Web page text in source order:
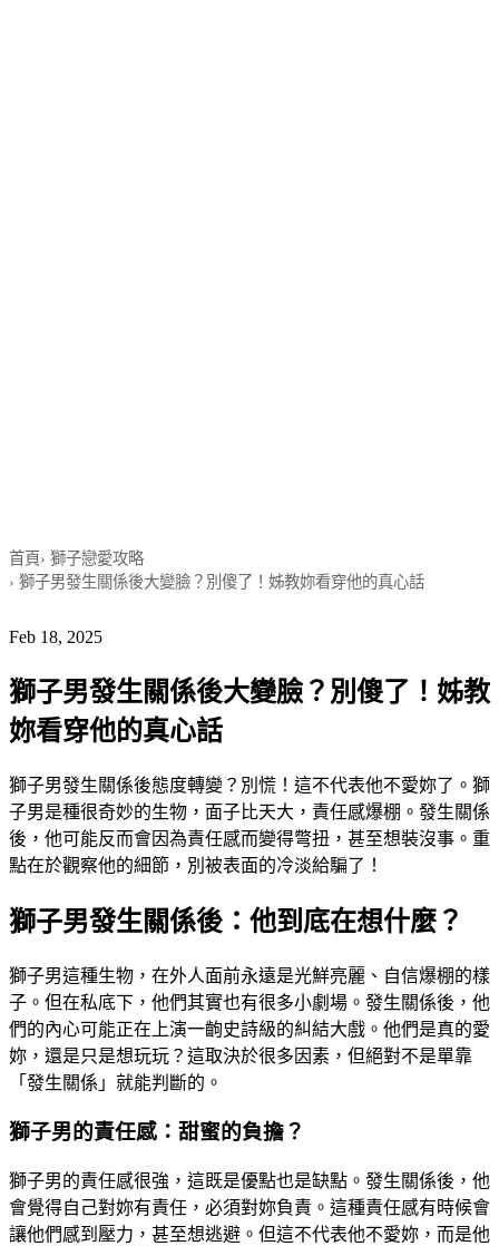
首頁› 獅子戀愛攻略
› 獅子男發生關係後大變臉？別傻了！姊教妳看穿他的真心話
Feb 18, 2025
獅子男發生關係後大變臉？別傻了！姊教
妳看穿他的真心話
獅子男發生關係後態度轉變？別慌！這不代表他不愛妳了。獅
子男是種很奇妙的生物，面子比天大，責任感爆棚。發生關係
後，他可能反而會因為責任感而變得彆扭，甚至想裝沒事。重
點在於觀察他的細節，別被表面的冷淡給騙了！
獅子男發生關係後：他到底在想什麼？
獅子男這種生物，在外人面前永遠是光鮮亮麗、自信爆棚的樣
子。但在私底下，他們其實也有很多小劇場。發生關係後，他
們的內心可能正在上演一齣史詩級的糾結大戲。他們是真的愛
妳，還是只是想玩玩？這取決於很多因素，但絕對不是單靠
「發生關係」就能判斷的。
獅子男的責任感：甜蜜的負擔？
獅子男的責任感很強，這既是優點也是缺點。發生關係後，他
會覺得自己對妳有責任，必須對妳負責。這種責任感有時候會
讓他們感到壓力，甚至想逃避。但這不代表他不愛妳，而是他